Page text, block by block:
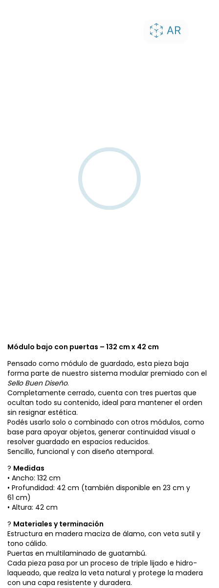
Módulo bajo con puertas – 132 cm x 42 cm
Pensado como módulo de guardado, esta pieza baja
forma parte de nuestro sistema modular premiado con el
Sello Buen Diseño.
Completamente cerrado, cuenta con tres puertas que
ocultan todo su contenido, ideal para mantener el orden
sin resignar estética.
Podés usarlo solo o combinado con otros módulos, como
base para apoyar objetos, generar continuidad visual o
resolver guardado en espacios reducidos.
Sencillo, funcional y con diseño atemporal.
? Medidas
• Ancho: 132 cm
• Profundidad: 42 cm (también disponible en 23 cm y
61 cm)
• Altura: 42 cm
? Materiales y terminación
Estructura en madera maciza de álamo, con veta sutil y
tono cálido.
Puertas en multilaminado de guatambú.
Cada pieza pasa por un proceso de triple lijado e hidro-
laqueado, que realza la veta natural y protege la madera
con una capa resistente y duradera.